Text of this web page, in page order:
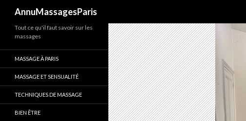
AnnuMassagesParis
Tout ce qu'il faut savoir sur les
massages
MASSAGE À PARIS
MASSAGE ET SENSUALITÉ
TECHNIQUES DE MASSAGE
BIEN ÊTRE